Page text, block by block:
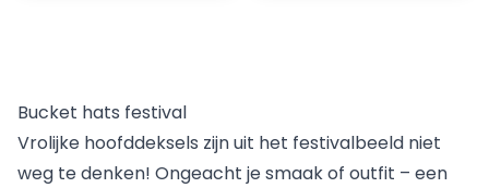
Bucket hats festival
Vrolijke hoofddeksels zijn uit het festivalbeeld niet
weg te denken! Ongeacht je smaak of outfit – een